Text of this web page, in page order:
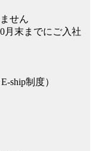
せん
月末までにご入社
ship制度）